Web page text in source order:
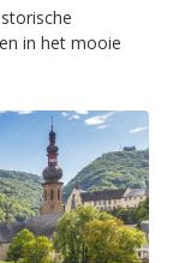
in het mooie